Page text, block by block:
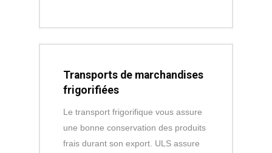
Transports de marchandises
frigorifiées
Le transport frigorifique vous assure
une bonne conservation des produits
frais durant son export. ULS assure